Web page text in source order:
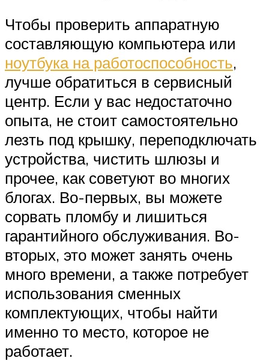
Чтобы проверить аппаратную
составляющую компьютера или
ноутбука на работоспособность,
лучше обратиться в сервисный
центр. Если у вас недостаточно
опыта, не стоит самостоятельно
лезть под крышку, переподключать
устройства, чистить шлюзы и
прочее, как советуют во многих
блогах. Во-первых, вы можете
сорвать пломбу и лишиться
гарантийного обслуживания. Во-
вторых, это может занять очень
много времени, а также потребует
использования сменных
комплектующих, чтобы найти
именно то место, которое не
работает.